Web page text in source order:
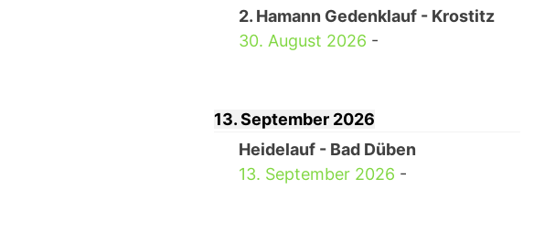
2. Hamann Gedenklauf - Krostitz
30. August 2026 -
13. September 2026
Heidelauf - Bad Düben
13. September 2026 -